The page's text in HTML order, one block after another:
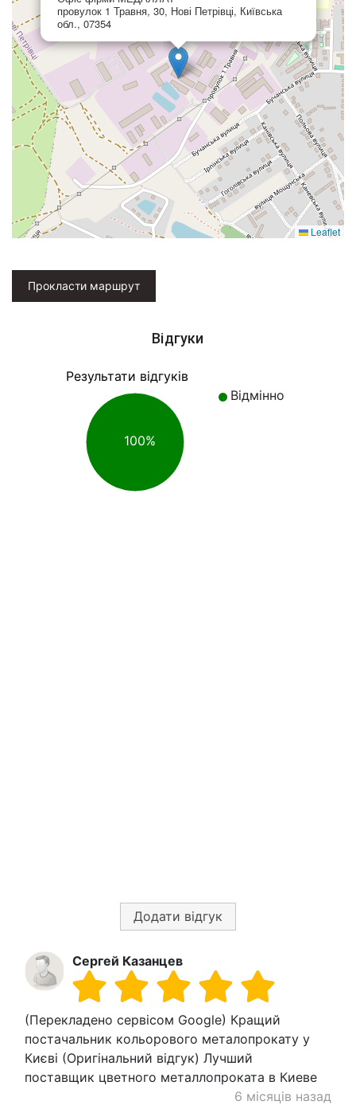
провулок 1 Травня, 30, Нові Петрівці, Київська
обл., 07354
Leaflet
Прокласти маршрут
Відгуки
Результати відгуків
Відмінно
100%
Додати відгук
Сергей Казанцев
(Перекладено сервісом Google) Кращий
постачальник кольорового металопрокату у
Києві (Оригінальний відгук) Лучший
поставщик цветного металлопроката в Киеве
6 місяців назад